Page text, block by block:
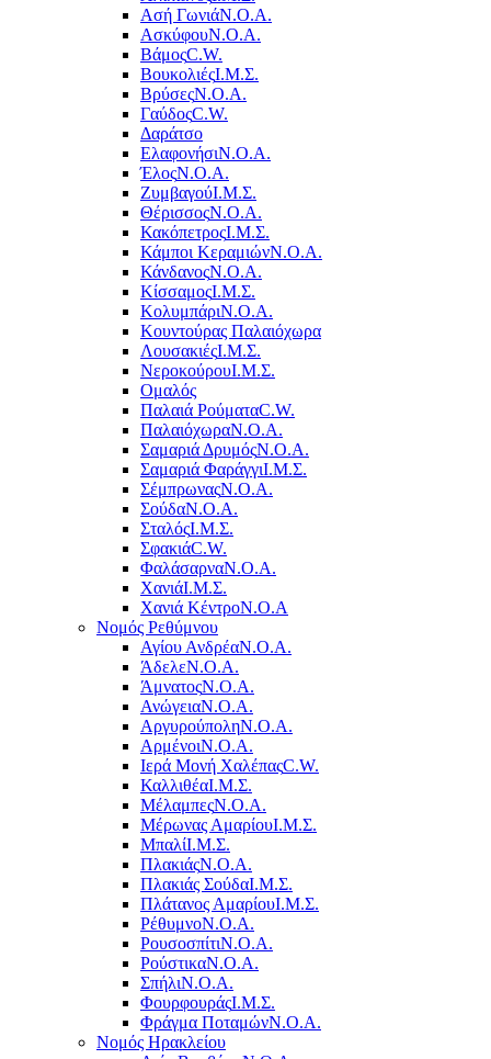
Ασή ΓωνιάΝ.Ο.Α.
ΑσκύφουΝ.Ο.Α.
ΒάμοςC.W.
ΒουκολιέςΙ.Μ.Σ.
ΒρύσεςΝ.Ο.Α.
ΓαύδοςC.W.
Δαράτσο
ΕλαφονήσιΝ.Ο.Α.
ΈλοςΝ.Ο.Α.
ΖυμβαγούΙ.Μ.Σ.
ΘέρισσοςΝ.Ο.Α.
ΚακόπετροςΙ.Μ.Σ.
Κάμποι ΚεραμιώνΝ.Ο.Α.
ΚάνδανοςΝ.Ο.Α.
ΚίσσαμοςΙ.Μ.Σ.
ΚολυμπάριΝ.Ο.Α.
Κουντούρας Παλαιόχωρα
ΛουσακιέςΙ.Μ.Σ.
ΝεροκούρουΙ.Μ.Σ.
Ομαλός
Παλαιά ΡούματαC.W.
ΠαλαιόχωραΝ.Ο.Α.
Σαμαριά ΔρυμόςΝ.Ο.Α.
Σαμαριά ΦαράγγιΙ.Μ.Σ.
ΣέμπρωναςΝ.Ο.Α.
ΣούδαΝ.Ο.Α.
ΣταλόςΙ.Μ.Σ.
ΣφακιάC.W.
ΦαλάσαρναΝ.Ο.Α.
ΧανιάΙ.Μ.Σ.
Χανιά ΚέντροN.O.A
Νομός Ρεθύμνου
Αγίου ΑνδρέαΝ.Ο.Α.
ΆδελεΝ.Ο.Α.
ΆμνατοςΝ.Ο.Α.
ΑνώγειαΝ.Ο.Α.
ΑργυρούποληΝ.Ο.Α.
ΑρμένοιΝ.Ο.Α.
Ιερά Μονή ΧαλέπαςC.W.
ΚαλλιθέαΙ.Μ.Σ.
ΜέλαμπεςΝ.Ο.Α.
Μέρωνας ΑμαρίουΙ.Μ.Σ.
ΜπαλίΙ.Μ.Σ.
ΠλακιάςΝ.Ο.Α.
Πλακιάς ΣούδαΙ.Μ.Σ.
Πλάτανος ΑμαρίουΙ.Μ.Σ.
ΡέθυμνοΝ.Ο.Α.
ΡουσοσπίτιΝ.Ο.Α.
ΡούστικαΝ.Ο.Α.
ΣπήλιΝ.Ο.Α.
ΦουρφουράςΙ.Μ.Σ.
Φράγμα ΠοταμώνΝ.Ο.Α.
Νομός Ηρακλείου